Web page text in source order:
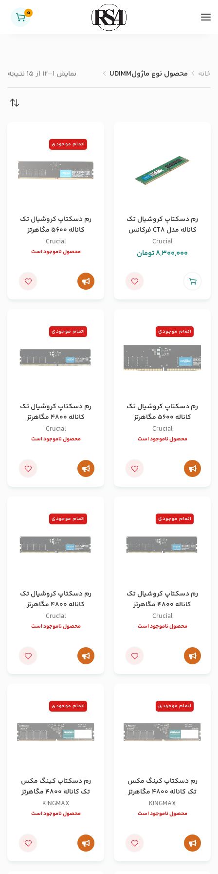
0
خانه محصول نوع ماژولUDIMM نمایش 1–12 از 15 نتیجه
رم دسکتاپ کروشیال تک
کاناله مدل CT8 فرکانس
ظرفیت 8 گیگابایت
Crucial
8,300,000تومان
اتمام موجودی
رم دسکتاپ کروشیال تک
کاناله 5600 مگاهرتز
ظرفیت 32 گیگابایتCrucial
محصول ناموجود است
اتمام موجودی
رم دسکتاپ کروشیال تک
کاناله 5600 مگاهرتز
ظرفیت 16 گیگابایتCrucial
محصول ناموجود است
اتمام موجودی
رم دسکتاپ کروشیال تک
کاناله 4800 مگاهرتز
ظرفیت 32 گیگابایتCrucial
محصول ناموجود است
اتمام موجودی
رم دسکتاپ کروشیال تک
کاناله 4800 مگاهرتز
ظرفیت 16 گیگابایتCrucial
محصول ناموجود است
اتمام موجودی
رم دسکتاپ کروشیال تک
کاناله 4800 مگاهرتز
ظرفیت 8 گیگابایتCrucial
محصول ناموجود است
اتمام موجودی
رم دسکتاپ کینگ مکس
تک کاناله 4800 مگاهرتز
ظرفیت 32 گیگابایتKINGMAX
محصول ناموجود است
اتمام موجودی
رم دسکتاپ کینگ مکس
تک کاناله 4800 مگاهرتز
ظرفیت 16 گیگابایتKINGMAX
محصول ناموجود است